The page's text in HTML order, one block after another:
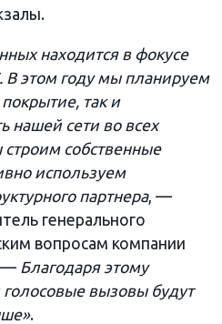
находится в фокусе
В этом году мы планируем
так и
нашей сети во всех
собственные
используем
партнера, —
генерального
вопросам компании
— Благодаря этому
вызовы будут
.